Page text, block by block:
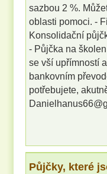
sazbou 2 %.
oblasti pomoci. -
Konsolidační
- Půjčka na
se vší upřímností
bankovním
potřebujete,
Půjčky, které